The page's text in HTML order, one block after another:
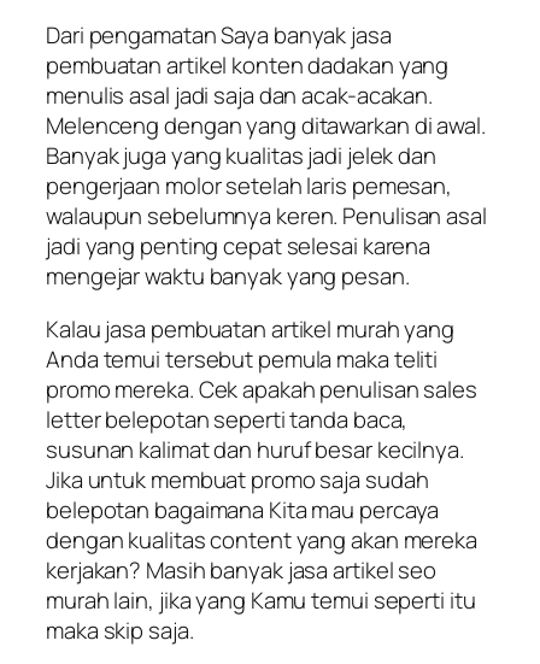
Dari pengamatan Saya banyak jasa
pembuatan artikel konten dadakan yang
menulis asal jadi saja dan acak-acakan.
Melenceng dengan yang ditawarkan di awal.
Banyak juga yang kualitas jadi jelek dan
pengerjaan molor setelah laris pemesan,
walaupun sebelumnya keren. Penulisan asal
jadi yang penting cepat selesai karena
mengejar waktu banyak yang pesan.
Kalau jasa pembuatan artikel murah yang
Anda temui tersebut pemula maka teliti
promo mereka. Cek apakah penulisan sales
letter belepotan seperti tanda baca,
susunan kalimat dan huruf besar kecilnya.
Jika untuk membuat promo saja sudah
belepotan bagaimana Kita mau percaya
dengan kualitas content yang akan mereka
kerjakan? Masih banyak jasa artikel seo
murah lain, jika yang Kamu temui seperti itu
maka skip saja.